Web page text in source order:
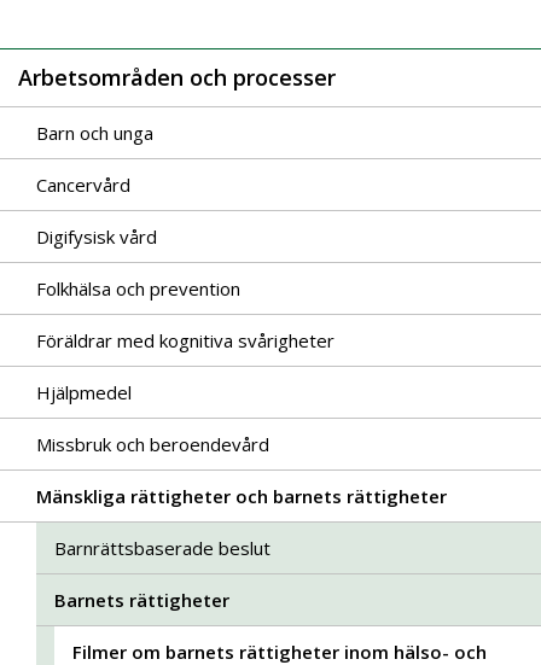
Arbetsområden och processer
Barn och unga
Cancervård
Digifysisk vård
Folkhälsa och prevention
Föräldrar med kognitiva svårigheter
Hjälpmedel
Missbruk och beroendevård
Mänskliga rättigheter och barnets rättigheter
Barnrättsbaserade beslut
Barnets rättigheter
Filmer om barnets rättigheter inom hälso- och